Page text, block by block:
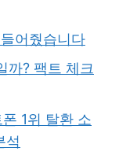
어줬습니다
까? 팩트 체크
1위 탈환 소
석